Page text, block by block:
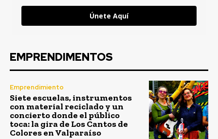
Únete Aquí
EMPRENDIMENTOS
Emprendimiento
Siete escuelas, instrumentos
con material reciclado y un
concierto donde el público
toca: la gira de Los Cantos de
Colores en Valparaíso